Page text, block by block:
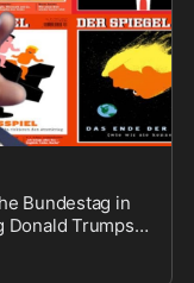
Bundestag in
Donald Trumps